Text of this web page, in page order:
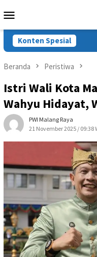
ke
Mobile
Konten Spesial
Beranda Peristiwa
Istri Wali Kota
Wahyu Hidayat,
PWI Malang Raya
21 November 2025 / 09:38